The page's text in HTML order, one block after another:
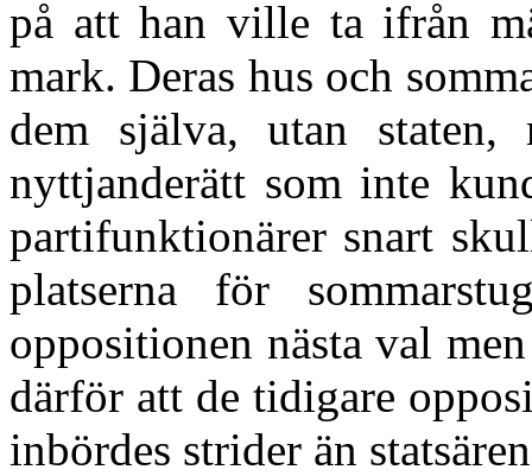
på att han ville ta ifrån
mark. Deras hus och
dem själva, utan
nyttjanderätt som inte
partifunktionärer snart
platserna för
oppositionen nästa val
därför att de tidigare
inbördes strider än